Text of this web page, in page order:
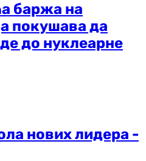
баржа на
покушава да
до нуклеарне
нових лидера -